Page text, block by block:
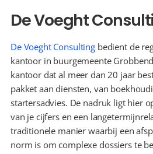
De Voeght
De Voeght Consulting bedient de
kantoor in buurgemeente
kantoor dat al meer dan 20 jaar
pakket aan diensten, van
startersadvies. De nadruk ligt hier
van je cijfers en een
traditionele manier waarbij een
norm is om complexe dossiers te